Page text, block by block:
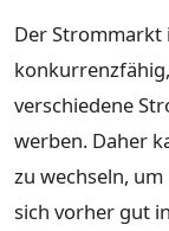
Der Strommarkt
verschiedene
werben. Daher
zu wechseln,
sich vorher gut